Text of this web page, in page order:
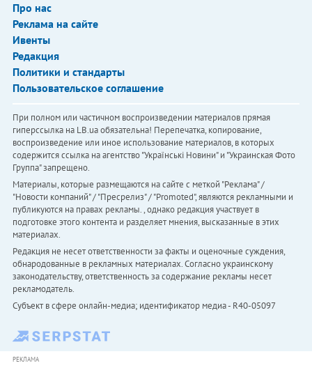
Про нас
Реклама на сайте
Ивенты
Редакция
Политики и стандарты
Пользовательское соглашение
При полном или частичном воспроизведении материалов прямая
гиперссылка на LB.ua обязательна! Перепечатка, копирование,
воспроизведение или иное использование материалов, в которых
содержится ссылка на агентство "Українськi Новини" и "Украинская Фото
Группа" запрещено.
Материалы, которые размещаются на сайте с меткой "Реклама" /
"Новости компаний" / "Пресрелиз" / "Promoted", являются рекламными и
публикуются на правах рекламы. , однако редакция участвует в
подготовке этого контента и разделяет мнения, высказанные в этих
материалах.
Редакция не несет ответственности за факты и оценочные суждения,
обнародованные в рекламных материалах. Согласно украинскому
законодательству, ответственность за содержание рекламы несет
рекламодатель.
Субъект в сфере онлайн-медиа; идентификатор медиа - R40-05097
РЕКЛАМА